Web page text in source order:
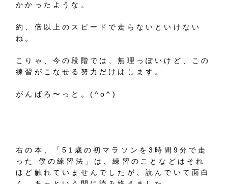
かかったような。
約、倍以上のスピードで走らないといけない
ね。
こりゃ、今の段階では、無理っぽいけど、この
練習がこなせる努力だけはします。
がんばろ〜っと。(^o^)
右の本、「51歳の初マラソンを3時間9分で走
った 僕の練習法」は、練習のことなどはそれ
ほど触れていませんでしたが、読んでいて面白